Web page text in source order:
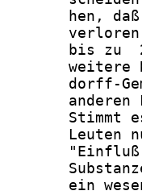
hen,
bis zu
weitere
dorff-
anderen
Stimmt
Leuten
ein